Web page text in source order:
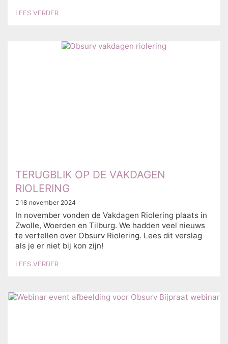
LEES VERDER
TERUGBLIK OP DE VAKDAGEN
RIOLERING
18 november 2024
In november vonden de Vakdagen Riolering plaats in
Zwolle, Woerden en Tilburg. We hadden veel nieuws
te vertellen over Obsurv Riolering. Lees dit verslag
als je er niet bij kon zijn!
LEES VERDER